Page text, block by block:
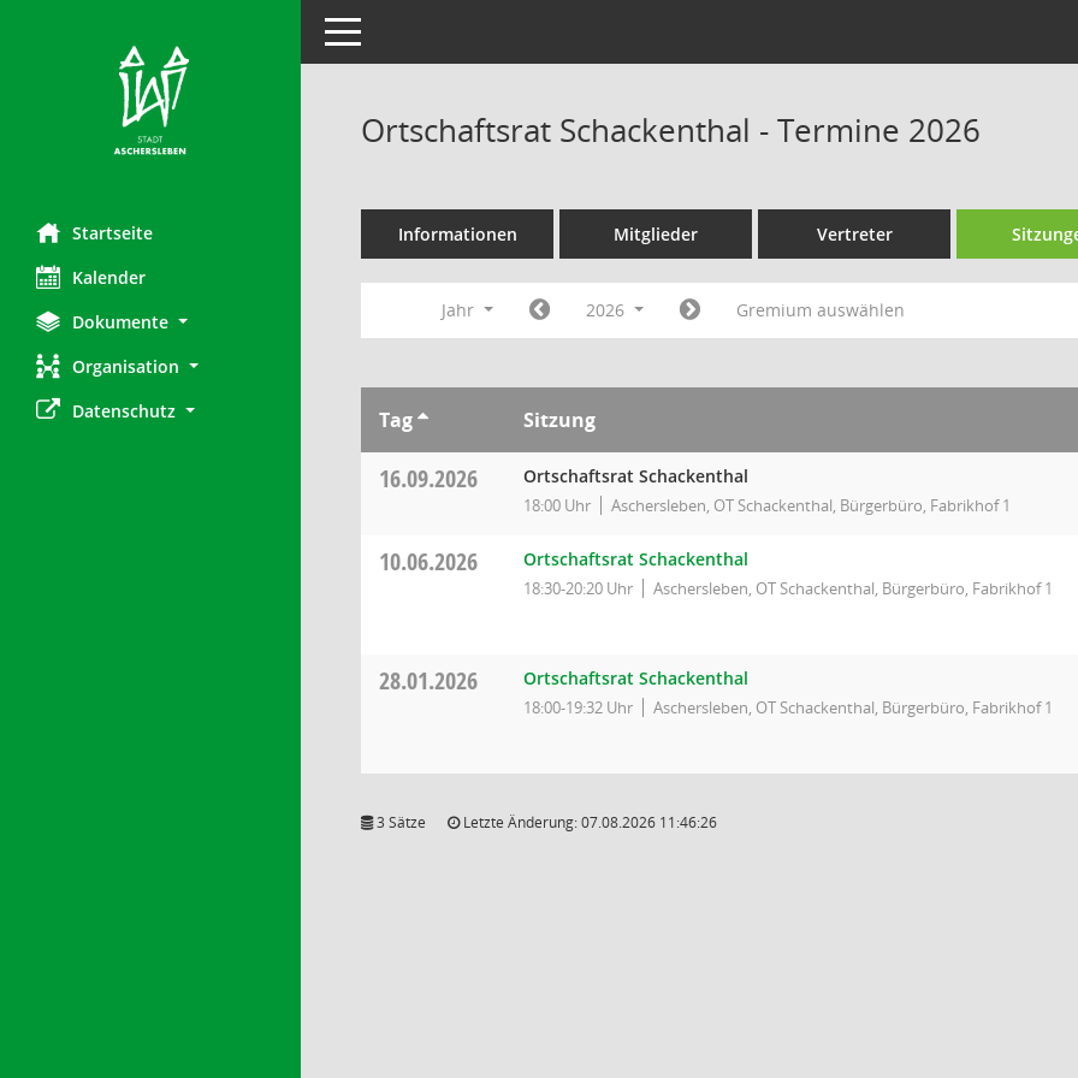
Startseite
Kalender
Dokumente
Organisation
Datenschutz
Toggle navigation
Ortschaftsrat Schackenthal - Termine 2026
Informationen Mitglieder Vertreter
Jahr 2026 Gremium auswählen
Tag Sitzung
16.09.2026 Ortschaftsrat Schackenthal
18:00 Uhr Aschersleben, OT Schackenthal, Bürgerbüro, Fabrikhof 1
10.06.2026 Ortschaftsrat Schackenthal
18:30-20:20 Uhr Aschersleben, OT Schackenthal, Bürgerbüro, Fabrikhof 1
28.01.2026 Ortschaftsrat Schackenthal
18:00-19:32 Uhr Aschersleben, OT Schackenthal, Bürgerbüro, Fabrikhof 1
3 Sätze Letzte Änderung: 07.08.2026 11:46:26